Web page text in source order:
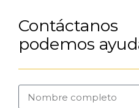
Contáctanos
podemos